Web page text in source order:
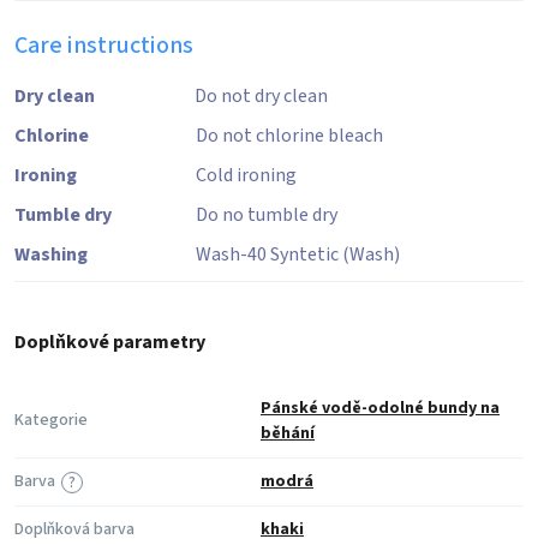
Care instructions
Dry clean
Do not dry clean
Chlorine
Do not chlorine bleach
Ironing
Cold ironing
Tumble dry
Do no tumble dry
Washing
Wash-40 Syntetic (Wash)
Doplňkové parametry
Kategorie
Pánské vodě-odolné bundy na
běhání
?
Barva
modrá
Doplňková barva
khaki